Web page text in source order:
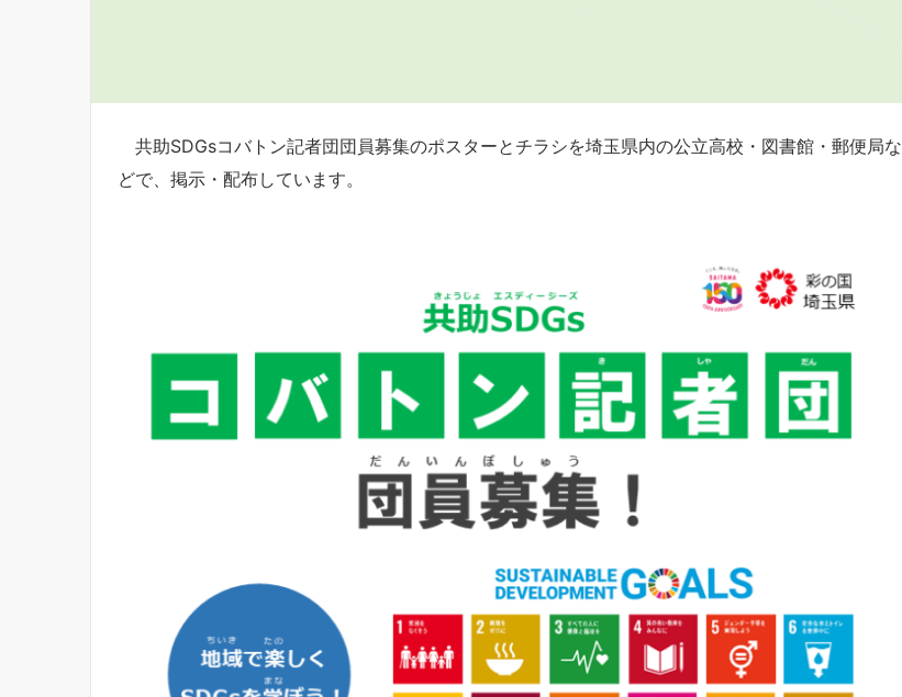
共助SDGsコバトン記者団団員募集のポスターとチラシを埼玉県内の公立高校・図書館・郵便局な
どで、掲示・配布しています。